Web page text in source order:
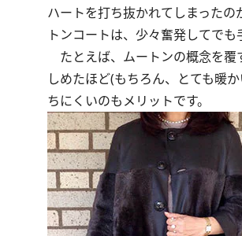
ハートを打ち抜かれてしまった
トンコートは、少々奮発してで
たとえば、ムートンの概念を覆
しめたほど(もちろん、とても暖
ちにくいのもメリットです。